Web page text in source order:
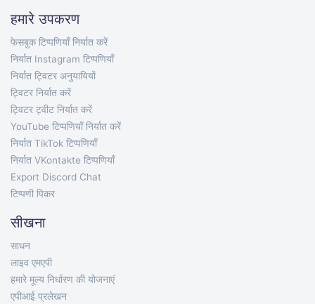
हमारे उपकरण
फेसबुक टिप्पणियाँ निर्यात करें
निर्यात Instagram टिप्पणियाँ
निर्यात ट्विटर अनुयायियों
ट्विटर निर्यात करें
ट्विटर ट्वीट निर्यात करें
YouTube टिप्पणियाँ निर्यात करें
निर्यात TikTok टिप्पणियाँ
निर्यात VKontakte टिप्पणियाँ
Export Discord Chat
टिप्पणी पिकर
सीखना
साधन
लाइव एमएपी
हमारे मूल्य निर्धारण की योजनाएं
एपीआई प्रलेखन